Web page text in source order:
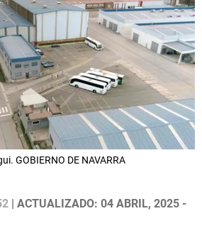
GOBIERNO DE NAVARRA
| ACTUALIZADO: 04 ABRIL, 2025 -